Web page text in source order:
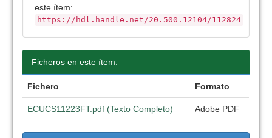
este ítem:
https://hdl.handle.net/20.500.12104/112824
Ficheros en este ítem:
Fichero Formato
ECUCS11223FT.pdf (Texto Completo) Adobe PDF